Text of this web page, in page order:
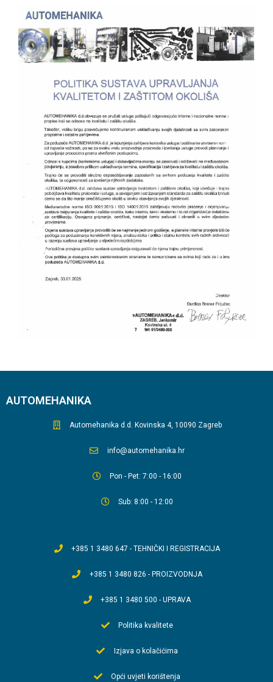
AUTOMEHANIKA
Automehanika d.d. Kovinska 4, 10090 Zagreb
info@automehanika.hr
Pon - Pet: 7:00 - 16:00
Sub: 8:00 - 12:00
+385 1 3480 647 - TEHNIČKI I REGISTRACIJA
+385 1 3480 826 - PROIZVODNJA
+385 1 3480 500 - UPRAVA
Politika kvalitete
Izjava o kolačićima
Opći uvjeti korištenja